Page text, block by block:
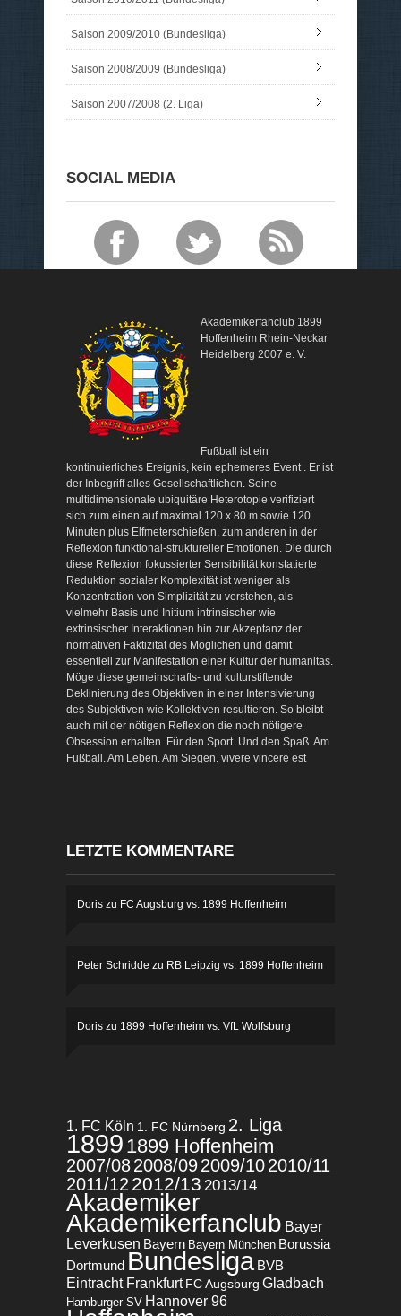
Saison 2009/2010 (Bundesliga)
Saison 2008/2009 (Bundesliga)
Saison 2007/2008 (2. Liga)
SOCIAL MEDIA
Akademikerfanclub 1899
Hoffenheim Rhein-Neckar
Heidelberg 2007 e. V.
Fußball ist ein
kontinuierliches Ereignis, kein ephemeres Event . Er ist
der Inbegriff alles Gesellschaftlichen. Seine
multidimensionale ubiquitäre Heterotopie verifiziert
sich zum einen auf maximal 120 x 80 m sowie 120
Minuten plus Elfmeterschießen, zum anderen in der
Reflexion funktional-struktureller Emotionen. Die durch
diese Reflexion fokussierter Sensibilität konstatierte
Reduktion sozialer Komplexität ist weniger als
Konzentration von Simplizität zu verstehen, als
vielmehr Basis und Initium intrinsischer wie
extrinsischer Interaktionen hin zur Akzeptanz der
normativen Faktizität des Möglichen und damit
essentiell zur Manifestation einer Kultur der humanitas.
Möge diese gemeinschafts- und kulturstiftende
Deklinierung des Objektiven in einer Intensivierung
des Subjektiven wie Kollektiven resultieren. So bleibt
auch mit der nötigen Reflexion die noch nötigere
Obsession erhalten. Für den Sport. Und den Spaß. Am
Fußball. Am Leben. Am Siegen. vivere vincere est
LETZTE KOMMENTARE
Doris zu FC Augsburg vs. 1899 Hoffenheim
Peter Schridde zu RB Leipzig vs. 1899 Hoffenheim
Doris zu 1899 Hoffenheim vs. VfL Wolfsburg
1. FC Köln 1. FC Nürnberg 2. Liga
1899 1899 Hoffenheim
2007/082008/092009/102010/11
2011/12 2012/13 2013/14
Akademiker
Akademikerfanclub Bayer
Leverkusen Bayern Bayern München Borussia
Dortmund Bundesliga BVB
Eintracht Frankfurt FC Augsburg Gladbach
Hamburger SV Hannover 96